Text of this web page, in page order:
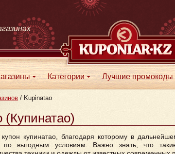
/ Kupinatao
(Купинатао)
купинатао, благодаря которому в
выгодным условиям. Важно знать, что
+ +
Категории Лучшие промокоды